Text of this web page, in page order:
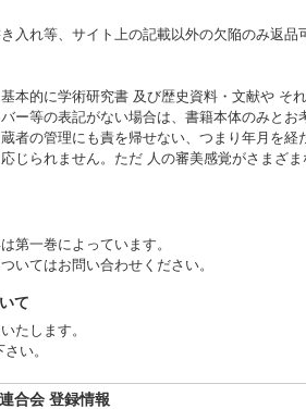
入れ等、サイト上の記載以外の欠陥のみ返
本的に学術研究書 及び歴史資料・文献や そ
ー等の表記がない場合は、書籍本体のみとお
者の管理にも責を帰せない、つまり年月を
じられません。ただ 人の審美感覚がさまざ
第一巻によっています。
いてはお問い合わせください。
て
たします。
い。
合会 登録情報